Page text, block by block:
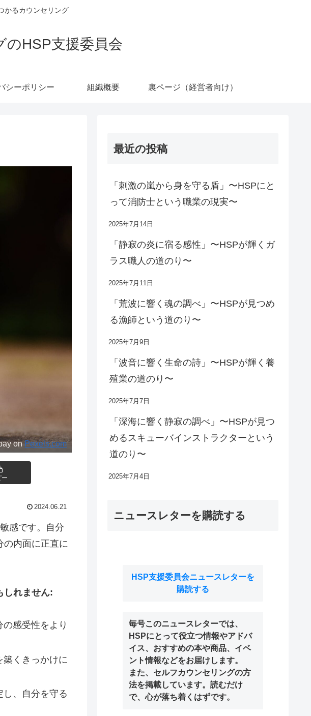
かるカウンセリング
HSP支援委員会
シーポリシー 組織概要 裏ページ（経営者向け）
onPexels.com
ー
2024.06.21
感です。自分
の内面に正直に
しれません:
感受性をより
くきっかけに
、自分を守る
最近の投稿
「刺激の嵐から身を守る盾」〜HSPにと
って消防士という職業の現実〜
2025年7月14日
「静寂の炎に宿る感性」〜HSPが輝くガ
ラス職人の道のり〜
2025年7月11日
「荒波に響く魂の調べ」〜HSPが見つめ
る漁師という道のり〜
2025年7月9日
「波音に響く生命の詩」〜HSPが輝く養
殖業の道のり〜
2025年7月7日
「深海に響く静寂の調べ」〜HSPが見つ
めるスキューバインストラクターという
道のり〜
2025年7月4日
ニュースレターを購読する
HSP支援委員会ニュースレターを
購読する
毎号このニュースレターでは、
HSPにとって役立つ情報やアドバ
イス、おすすめの本や商品、イベ
ント情報などをお届けします。
また、セルフカウンセリングの方
法を掲載しています。読むだけ
で、心が落ち着くはずです。